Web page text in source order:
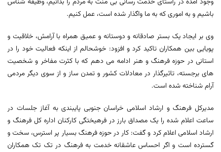
باشیم و به اموری که به ما واگذار شده است، عمل کنیم.
وی بر ایجاد یک بستر صادقانه و دوستانه و عمیق همراه با آرامش، خلاقیت و
پویایی بین همکاران تاکید کرد و افزود: خوشحالم از اینکه فعالیت خود را در
استانی در حوزه فرهنگ و هنر ادامه می دهم که با کثرت مفاخر و شخصیت
های برجسته، تاثیرگذار در معادلات کشور و تمدن ساز و از سوی دیگر مردمی
آرام شناخته شده است.
مدیرکل فرهنگ و ارشاد اسلامی خراسان جنوبی پایبندی به آغاز جلسات در
ساعت اعلام شده را یک مصداق بارز در فرهیختگی کارکنان اداره کل فرهنگ و
ارشاد اسلامی اعلام کرد و گفت: کار در حوزه فرهنگ بسیار پر استرس، سخت و
گسترده است و اگر احساس عاشقانه خدمت به فرهنگ در تک تک همکاران